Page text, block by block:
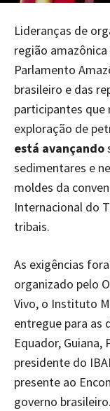
Lideranças de
região
Parlamento
brasileiro e das
participantes que
exploração de
está avançando
sedimentares e
moldes da
Internacional do
tribais.
As exigências
organizado pelo
Vivo, o Instituto
entregue para as
Equador, Guiana,
presidente do
presente ao
governo brasileiro.